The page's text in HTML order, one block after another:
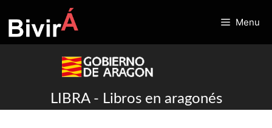
to
content
Menu
LIBRA - Libros en aragonés